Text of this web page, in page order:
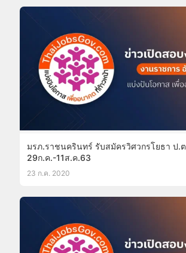
มรภ.ราชนครินทร์ รับสมัครวิศวกรโยธา ป.
29ก.ค.-11ส.ค.63
23 ก.ค. 2020